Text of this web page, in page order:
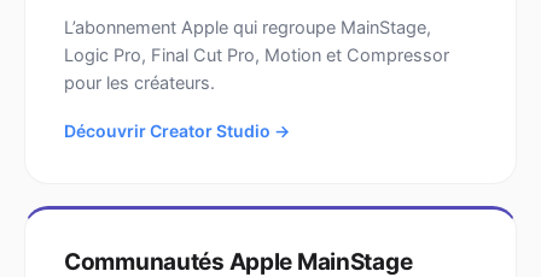
L’abonnement Apple qui regroupe MainStage,
Logic Pro, Final Cut Pro, Motion et Compressor
pour les créateurs.
Découvrir Creator Studio →
Communautés Apple MainStage